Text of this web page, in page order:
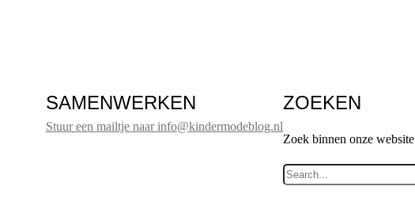
SAMENWERKEN
Stuur een mailtje naar info@kindermodeblog.nl
ZOEKEN
Zoek binnen onze website
Z